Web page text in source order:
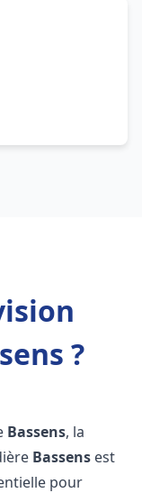
?
Bassens, la
Bassens est
pour